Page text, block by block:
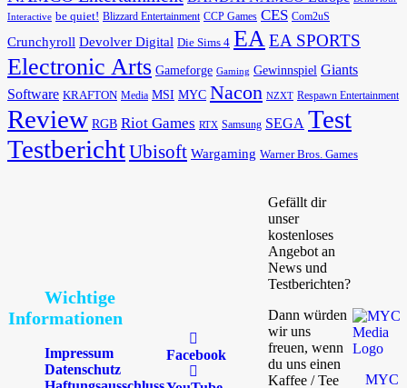
Interactive be quiet! Blizzard Entertainment CCP Games CES Com2uS
Crunchyroll Devolver Digital Die Sims 4 EAEA SPORTS
Electronic Arts Gameforge Gaming Gewinnspiel Giants
Software KRAFTON Media MSI MYC Nacon NZXT Respawn Entertainment
Review RGB Riot Games RTX Samsung SEGA Test
TestberichtUbisoft Wargaming Warner Bros. Games
Wichtige
Informationen
Impressum
Datenschutz
Facebook
Gefällt dir
unser
kostenloses
Angebot an
News und
Testberichten?
Dann würden
wir uns
freuen, wenn
du uns einen
Kaffee / Tee
MYC